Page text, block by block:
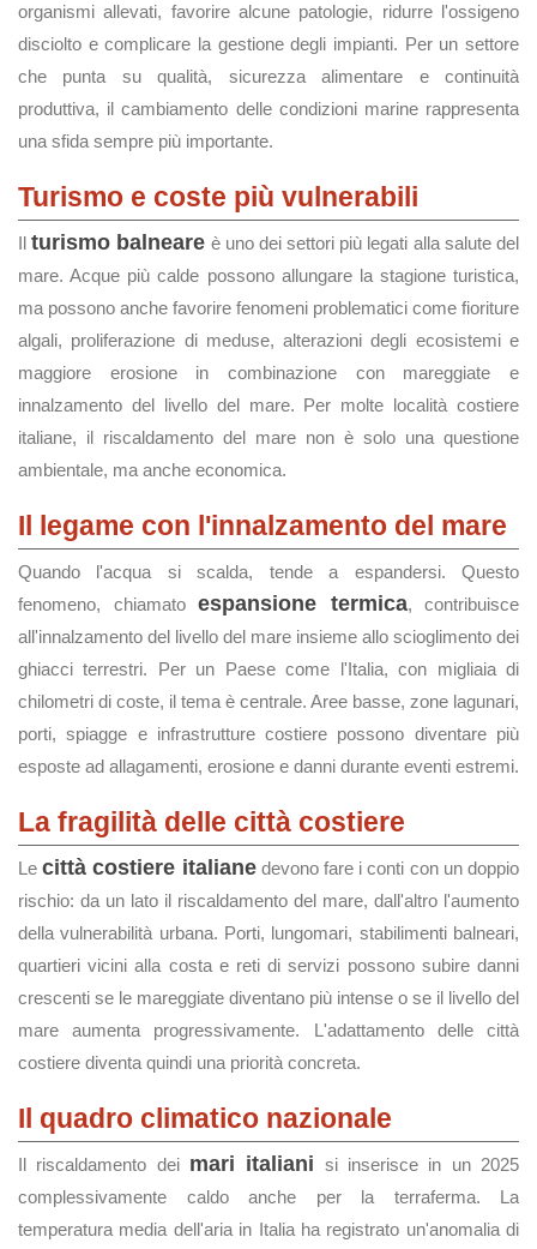
organismi allevati, favorire alcune patologie, ridurre l'ossigeno
disciolto e complicare la gestione degli impianti. Per un settore
che punta su qualità, sicurezza alimentare e continuità
produttiva, il cambiamento delle condizioni marine rappresenta
una sfida sempre più importante.
Turismo e coste più vulnerabili
Ilturismo balneare è uno dei settori più legati alla salute del
mare. Acque più calde possono allungare la stagione turistica,
ma possono anche favorire fenomeni problematici come fioriture
algali, proliferazione di meduse, alterazioni degli ecosistemi e
maggiore erosione in combinazione con mareggiate e
innalzamento del livello del mare. Per molte località costiere
italiane, il riscaldamento del mare non è solo una questione
ambientale, ma anche economica.
Il legame con l'innalzamento del mare
Quando l'acqua si scalda, tende a espandersi. Questo
fenomeno, chiamato espansione termica, contribuisce
all'innalzamento del livello del mare insieme allo scioglimento dei
ghiacci terrestri. Per un Paese come l'Italia, con migliaia di
chilometri di coste, il tema è centrale. Aree basse, zone lagunari,
porti, spiagge e infrastrutture costiere possono diventare più
esposte ad allagamenti, erosione e danni durante eventi estremi.
La fragilità delle città costiere
Lecittà costiere italianedevono fare i conti con un doppio
rischio: da un lato il riscaldamento del mare, dall'altro l'aumento
della vulnerabilità urbana. Porti, lungomari, stabilimenti balneari,
quartieri vicini alla costa e reti di servizi possono subire danni
crescenti se le mareggiate diventano più intense o se il livello del
mare aumenta progressivamente. L'adattamento delle città
costiere diventa quindi una priorità concreta.
Il quadro climatico nazionale
Il riscaldamento dei mari italiani si inserisce in un 2025
complessivamente caldo anche per la terraferma. La
temperatura media dell'aria in Italia ha registrato un'anomalia di